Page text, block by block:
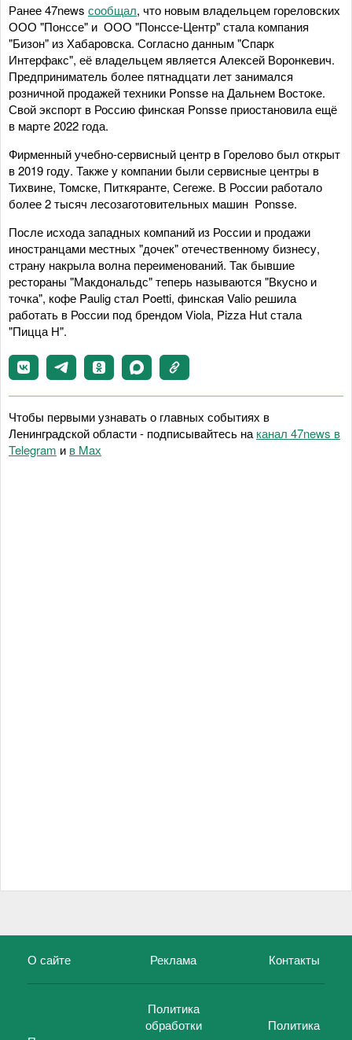
Ранее 47news сообщал, что новым владельцем гореловских
ООО "Понссе" и ООО "Понссе-Центр" стала компания
"Бизон" из Хабаровска. Согласно данным "Спарк
Интерфакс", её владельцем является Алексей Воронкевич.
Предприниматель более пятнадцати лет занимался
розничной продажей техники Ponsse на Дальнем Востоке.
Свой экспорт в Россию финская Ponsse приостановила ещё
в марте 2022 года.
Фирменный учебно-сервисный центр в Горелово был открыт
в 2019 году. Также у компании были сервисные центры в
Тихвине, Томске, Питкяранте, Сегеже. В России работало
более 2 тысяч лесозаготовительных машин Ponsse.
После исхода западных компаний из России и продажи
иностранцами местных "дочек" отечественному бизнесу,
страну накрыла волна переименований. Так бывшие
рестораны "Макдональдс" теперь называются "Вкусно и
точка", кофе Paulig стал Poetti, финская Valio решила
работать в России под брендом Viola, Pizza Hut стала
"Пицца Н".
Чтобы первыми узнавать о главных событиях в
Ленинградской области - подписывайтесь на канал 47news в
Telegram и в Maх
О сайте Реклама Контакты
Политика
обработки
Политика